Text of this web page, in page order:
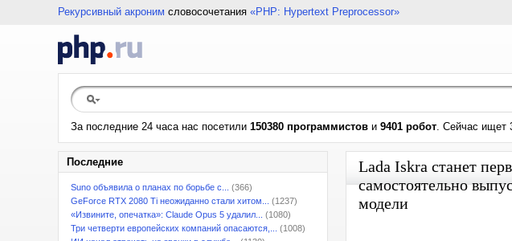
Рекурсивный акроним словосочетания «PHP: Hypertext Preprocessor»
За последние 24 часа нас посетили 150380 программистов и 9401 робот. Сейчас ищет
Последние
Suno объявила о планах по борьбе с...
(366)
GeForce RTX 2080 Ti неожиданно стали хитом...
(1237)
«Извините, опечатка»: Claude Opus 5 удалил...
(1080)
Три четверти европейских компаний опасаются,...
(1008)
Lada Iskra станет
самостоятельно
модели